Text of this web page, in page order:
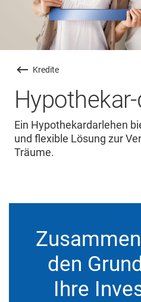
Kredite
Ein Hypothekardarlehen
und flexible Lösung zur
Träume.
den
Ihre